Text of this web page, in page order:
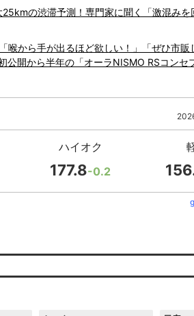
の渋滞予測！専門家に聞く「激混みを
喉から手が出るほど欲しい！」「ぜひ市販
公開から半年の「オーラNISMO RSコンセ
ハイオク
177.8-0.2